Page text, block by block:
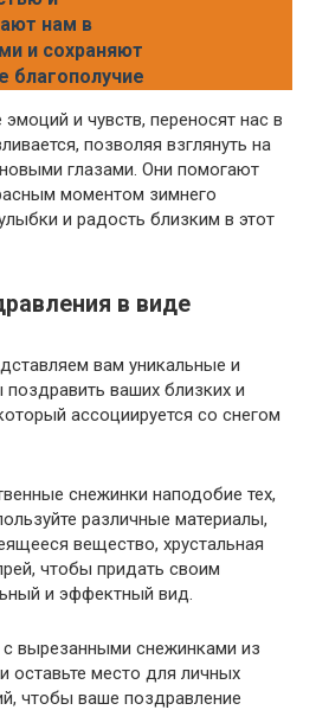
нам в
и сохраняют
благополучие
и чувств, переносят нас в
позволяя взглянуть на
глазами. Они помогают
моментом зимнего
и радость близким в этот
в виде
вам уникальные и
ваших близких и
ассоциируется со снегом
снежинки наподобие тех,
различные материалы,
вещество, хрустальная
чтобы придать своим
и эффектный вид.
с вырезанными снежинками из
оставьте место для личных
чтобы ваше поздравление